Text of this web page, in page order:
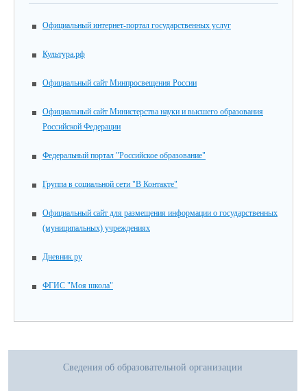
Официальный интернет-портал государственных услуг
Культура.рф
Официальный сайт Минпросвещения России
Официальный сайт Министерства науки и высшего образования
Российской Федерации
Федеральный портал "Российское образование"
Группа в социальной сети "В Контакте"
Официальный сайт для размещения информации о государственных
(муниципальных) учреждениях
Дневник.ру
ФГИС "Моя школа"
Сведения об образовательной организации